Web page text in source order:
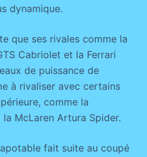
dynamique.
que ses rivales comme la
Cabriolet et la Ferrari
de puissance de
à rivaliser avec certains
comme la
McLaren Artura Spider.
fait suite au coupé